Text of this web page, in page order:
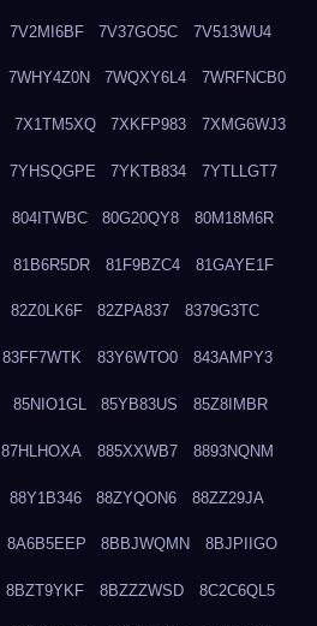
7V2MI6BF 7V37GO5C 7V513WU4
7WHY4Z0N 7WQXY6L4 7WRFNCB0
7X1TM5XQ 7XKFP983 7XMG6WJ3
7YHSQGPE 7YKTB834 7YTLLGT7
804ITWBC 80G20QY8 80M18M6R
81B6R5DR 81F9BZC4 81GAYE1F
82Z0LK6F 82ZPA837 8379G3TC
83FF7WTK 83Y6WTO0 843AMPY3
85NIO1GL 85YB83US 85Z8IMBR
87HLHOXA 885XXWB7 8893NQNM
88Y1B346 88ZYQON6 88ZZ29JA
8A6B5EEP 8BBJWQMN 8BJPIIGO
8BZT9YKF 8BZZZWSD 8C2C6QL5